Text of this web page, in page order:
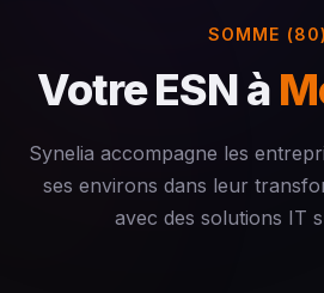
SOMME (80)
Votre ESN à
Synelia accompagne les
ses environs dans leur
avec des solutions IT